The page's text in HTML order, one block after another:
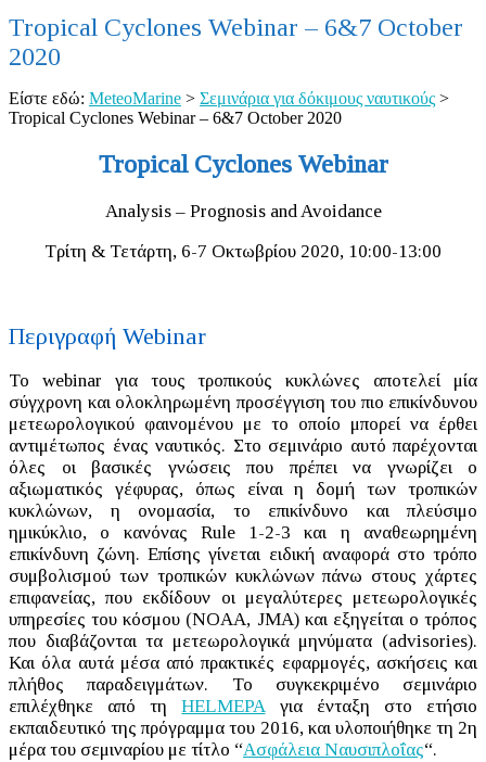
Tropical Cyclones Webinar – 6&7 October
2020
Είστε εδώ: MeteoMarine > Σεμινάρια για δόκιμους ναυτικούς >
Tropical Cyclones Webinar – 6&7 October 2020
Tropical Cyclones Webinar
Analysis – Prognosis and Avoidance
Τρίτη & Τετάρτη, 6-7 Οκτωβρίου 2020, 10:00-13:00
Περιγραφή Webinar
Το webinar για τους τροπικούς κυκλώνες αποτελεί μία
σύγχρονη και ολοκληρωμένη προσέγγιση του πιο επικίνδυνου
μετεωρολογικού φαινομένου με το οποίο μπορεί να έρθει
αντιμέτωπος ένας ναυτικός. Στο σεμινάριο αυτό παρέχονται
όλες οι βασικές γνώσεις που πρέπει να γνωρίζει ο
αξιωματικός γέφυρας, όπως είναι η δομή των τροπικών
κυκλώνων, η ονομασία, το επικίνδυνο και πλεύσιμο
ημικύκλιο, ο κανόνας Rule 1-2-3 και η αναθεωρημένη
επικίνδυνη ζώνη. Επίσης γίνεται ειδική αναφορά στο τρόπο
συμβολισμού των τροπικών κυκλώνων πάνω στους χάρτες
επιφανείας, που εκδίδουν οι μεγαλύτερες μετεωρολογικές
υπηρεσίες του κόσμου (NOAA, JMA) και εξηγείται ο τρόπος
που διαβάζονται τα μετεωρολογικά μηνύματα (advisories).
Και όλα αυτά μέσα από πρακτικές εφαρμογές, ασκήσεις και
πλήθος παραδειγμάτων. Το συγκεκριμένο σεμινάριο
επιλέχθηκε από τηHELMEPAγια ένταξη στο ετήσιο
εκπαιδευτικό της πρόγραμμα του 2016, και υλοποιήθηκε τη 2η
μέρα του σεμιναρίου με τίτλο “Ασφάλεια Ναυσιπλοΐας“.